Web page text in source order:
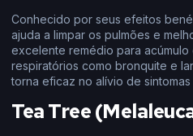
Conhecido por seus efeitos
ajuda a limpar os pulmões e
excelente remédio para
respiratórios como bronquite e
torna eficaz no alívio de
Tea Tree